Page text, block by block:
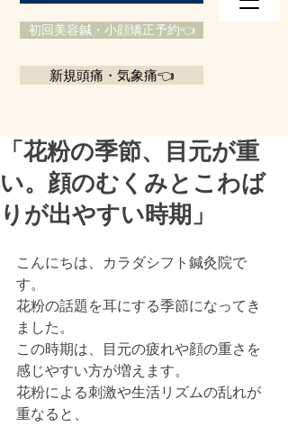
初回美容鍼・小顔矯正予約👈
新規頭痛・気象痛👈
「花粉の季節、目元が重
い。顔のむくみとこわば
りが出やすい時期」
こんにちは、カラダシフト鍼灸院で
す。
花粉の話題を耳にする季節になってき
ました。
この時期は、目元の疲れや顔の重さを
感じやすい方が増えます。
花粉による刺激や生活リズムの乱れが
重なると、